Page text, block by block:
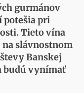
gurmánov
potešia pri
Tieto vína
na slávnostnom
Banskej
budú vynímať